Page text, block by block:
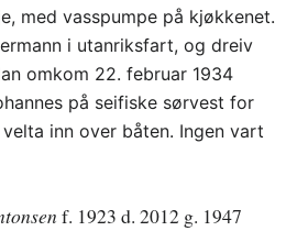
med vasspumpe på kjøkkenet.
i utanriksfart, og dreiv
omkom 22. februar 1934
på seifiske sørvest for
inn over båten. Ingen vart
f. 1923 d. 2012 g. 1947